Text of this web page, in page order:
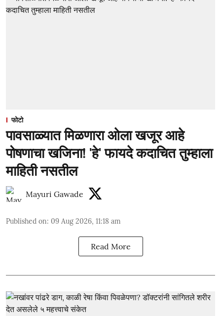
फोटो
पावसाळ्यात मिळणारा ओला खजूर आहे
पोषणाचा खजिना! 'हे' फायदे कदाचित तुम्हाला
माहिती नसतील
Mayuri Gawade
Published on: 09 Aug 2026, 11:18 am
Read More